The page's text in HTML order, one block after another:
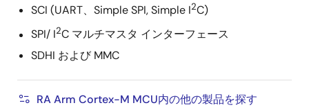
SCI (UART、Simple SPI, Simple I2C)
SPI/ I2C マルチマスタ インターフェース
SDHI および MMC
RA Arm Cortex-M MCU内の他の製品を探す